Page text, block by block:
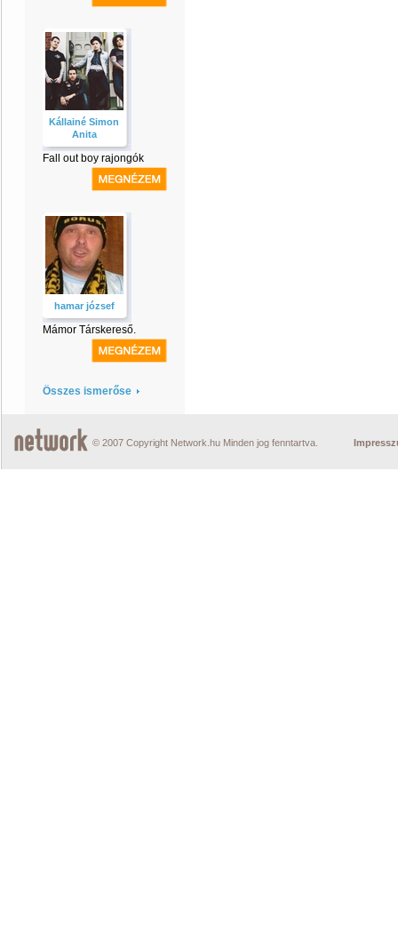
Kállainé Simon
Anita
Fall out boy rajongók
hamar józsef
Mámor Társkereső.
Összes ismerőse
© 2007 Copyright Network.hu Minden jog fenntartva.